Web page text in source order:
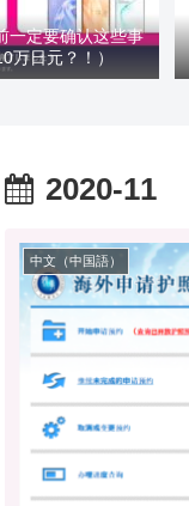
一定要确认这些事
万日元？！）
2020-11
中文（中国語）